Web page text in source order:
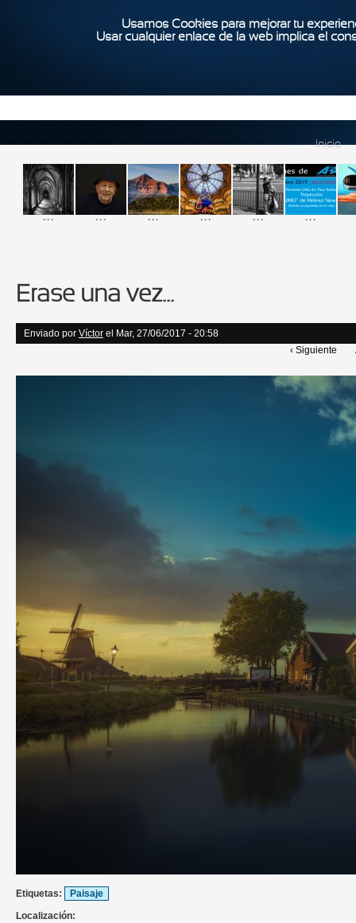
Usamos Cookies para mejorar tu
Usar cualquier enlace de la web implica el
Inicio
... ... ... ... ... ...
Érase una vez...
Enviado por Víctor el Mar, 27/06/2017 - 20:58
‹ Siguiente
Etiquetas:
Paisaje
Localización: